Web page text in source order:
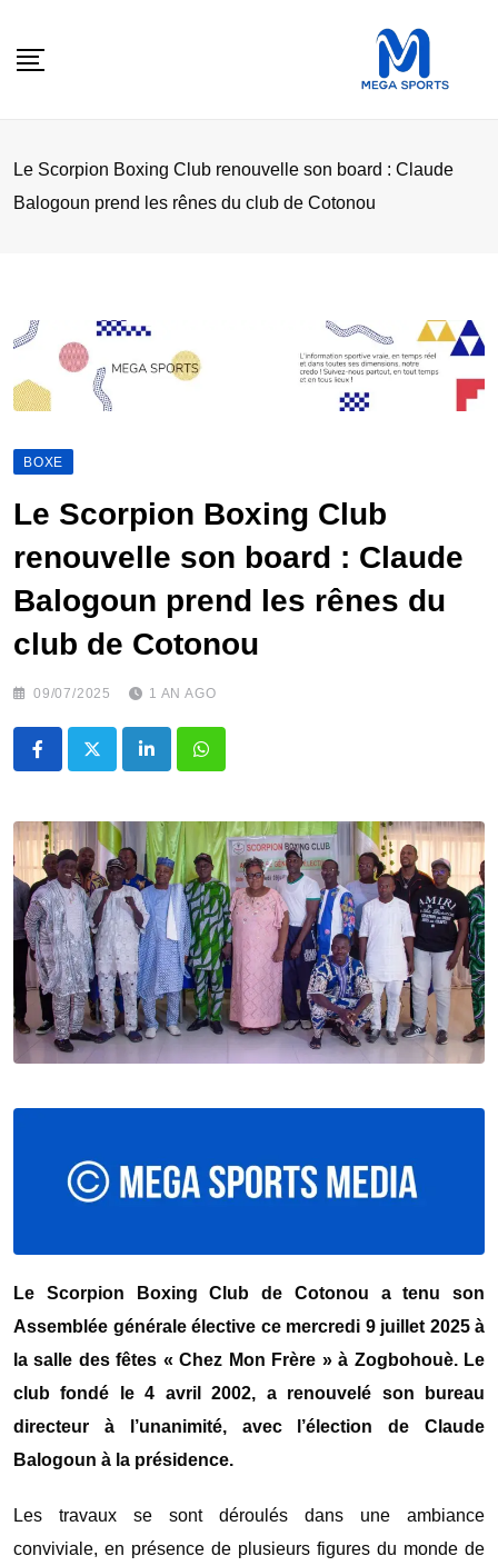
Le Scorpion Boxing Club renouvelle son board : Claude
Balogoun prend les rênes du club de Cotonou
BOXE
Le Scorpion Boxing Club
renouvelle son board : Claude
Balogoun prend les rênes du
club de Cotonou
09/07/2025 1 AN AGO
LinkedInWhatsapp
Le Scorpion Boxing Club de Cotonou a tenu son
Assemblée générale élective ce mercredi 9 juillet 2025 à
la salle des fêtes « Chez Mon Frère » à Zogbohouè. Le
club fondé le 4 avril 2002, a renouvelé son bureau
directeur à l’unanimité, avec l’élection de Claude
Balogoun à la présidence.
Les travaux se sont déroulés dans une ambiance
conviviale, en présence de plusieurs figures du monde de